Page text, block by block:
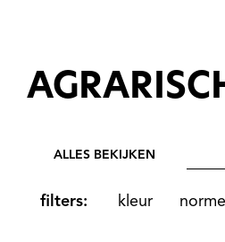
ALLES BEKIJKEN
filters: kleur